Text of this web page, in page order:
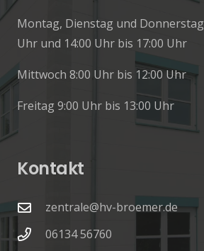
Montag, Dienstag und Donnerstag
Uhr und 14:00 Uhr bis 17:00 Uhr
Mittwoch 8:00 Uhr bis 12:00 Uhr
Freitag 9:00 Uhr bis 13:00 Uhr
Kontakt
zentrale@hv-broemer.de
06134 56760